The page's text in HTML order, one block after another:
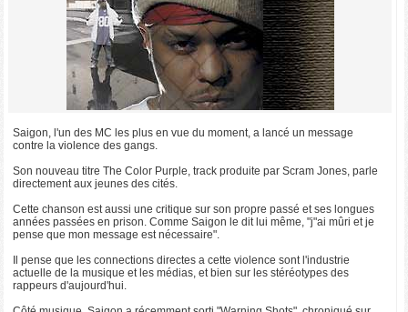
Saigon, l'un des MC les plus en vue du moment, a lancé un message
contre la violence des gangs.
Son nouveau titre The Color Purple, track produite par Scram Jones, parle
directement aux jeunes des cités.
Cette chanson est aussi une critique sur son propre passé et ses longues
années passées en prison. Comme Saigon le dit lui même, "j"ai mûri et je
pense que mon message est nécessaire".
Il pense que les connections directes a cette violence sont l'industrie
actuelle de la musique et les médias, et bien sur les stéréotypes des
rappeurs d'aujourd'hui.